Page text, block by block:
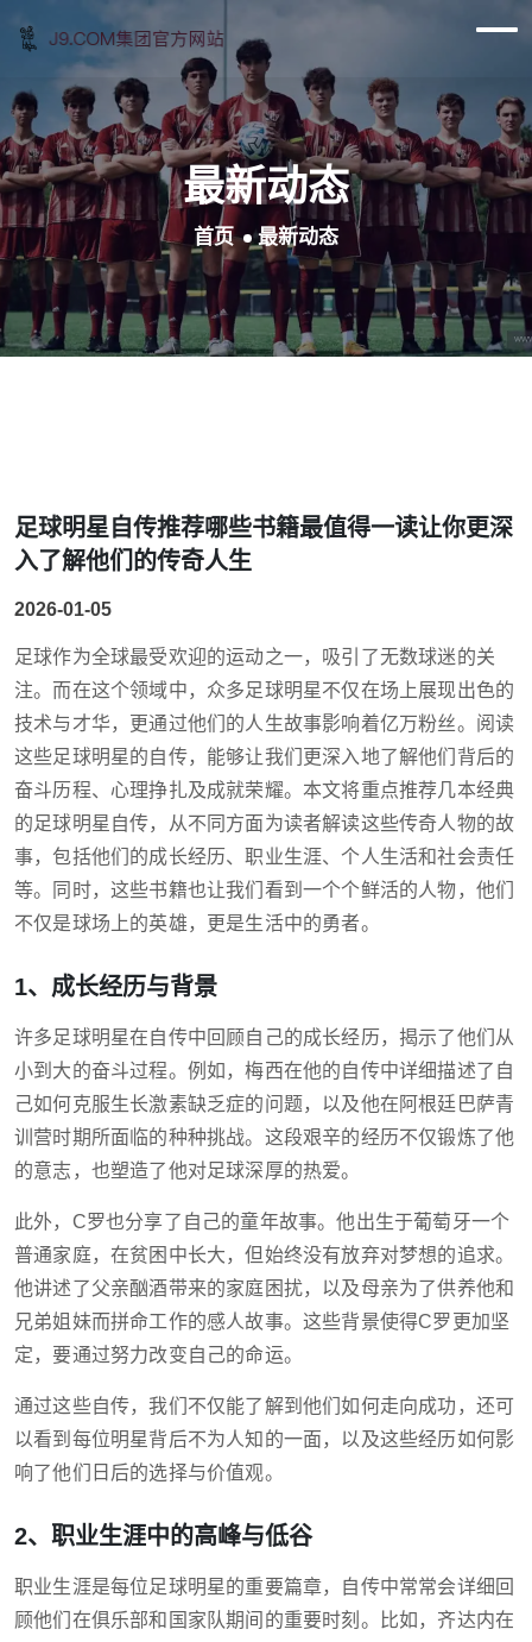
最新动态
首页 最新动态
足球明星自传推荐哪些书籍最值得一读让你更深
入了解他们的传奇人生
2026-01-05
足球作为全球最受欢迎的运动之一，吸引了无数球迷的关
注。而在这个领域中，众多足球明星不仅在场上展现出色的
技术与才华，更通过他们的人生故事影响着亿万粉丝。阅读
这些足球明星的自传，能够让我们更深入地了解他们背后的
奋斗历程、心理挣扎及成就荣耀。本文将重点推荐几本经典
的足球明星自传，从不同方面为读者解读这些传奇人物的故
事，包括他们的成长经历、职业生涯、个人生活和社会责任
等。同时，这些书籍也让我们看到一个个鲜活的人物，他们
不仅是球场上的英雄，更是生活中的勇者。
1、成长经历与背景
许多足球明星在自传中回顾自己的成长经历，揭示了他们从
小到大的奋斗过程。例如，梅西在他的自传中详细描述了自
己如何克服生长激素缺乏症的问题，以及他在阿根廷巴萨青
训营时期所面临的种种挑战。这段艰辛的经历不仅锻炼了他
的意志，也塑造了他对足球深厚的热爱。
此外，C罗也分享了自己的童年故事。他出生于葡萄牙一个
普通家庭，在贫困中长大，但始终没有放弃对梦想的追求。
他讲述了父亲酗酒带来的家庭困扰，以及母亲为了供养他和
兄弟姐妹而拼命工作的感人故事。这些背景使得C罗更加坚
定，要通过努力改变自己的命运。
通过这些自传，我们不仅能了解到他们如何走向成功，还可
以看到每位明星背后不为人知的一面，以及这些经历如何影
响了他们日后的选择与价值观。
2、职业生涯中的高峰与低谷
职业生涯是每位足球明星的重要篇章，自传中常常会详细回
顾他们在俱乐部和国家队期间的重要时刻。比如，齐达内在